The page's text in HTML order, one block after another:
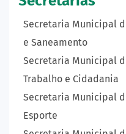
Secretaria Municipal
e Saneamento
Secretaria Municipal
Trabalho e Cidadania
Secretaria Municipal
Esporte